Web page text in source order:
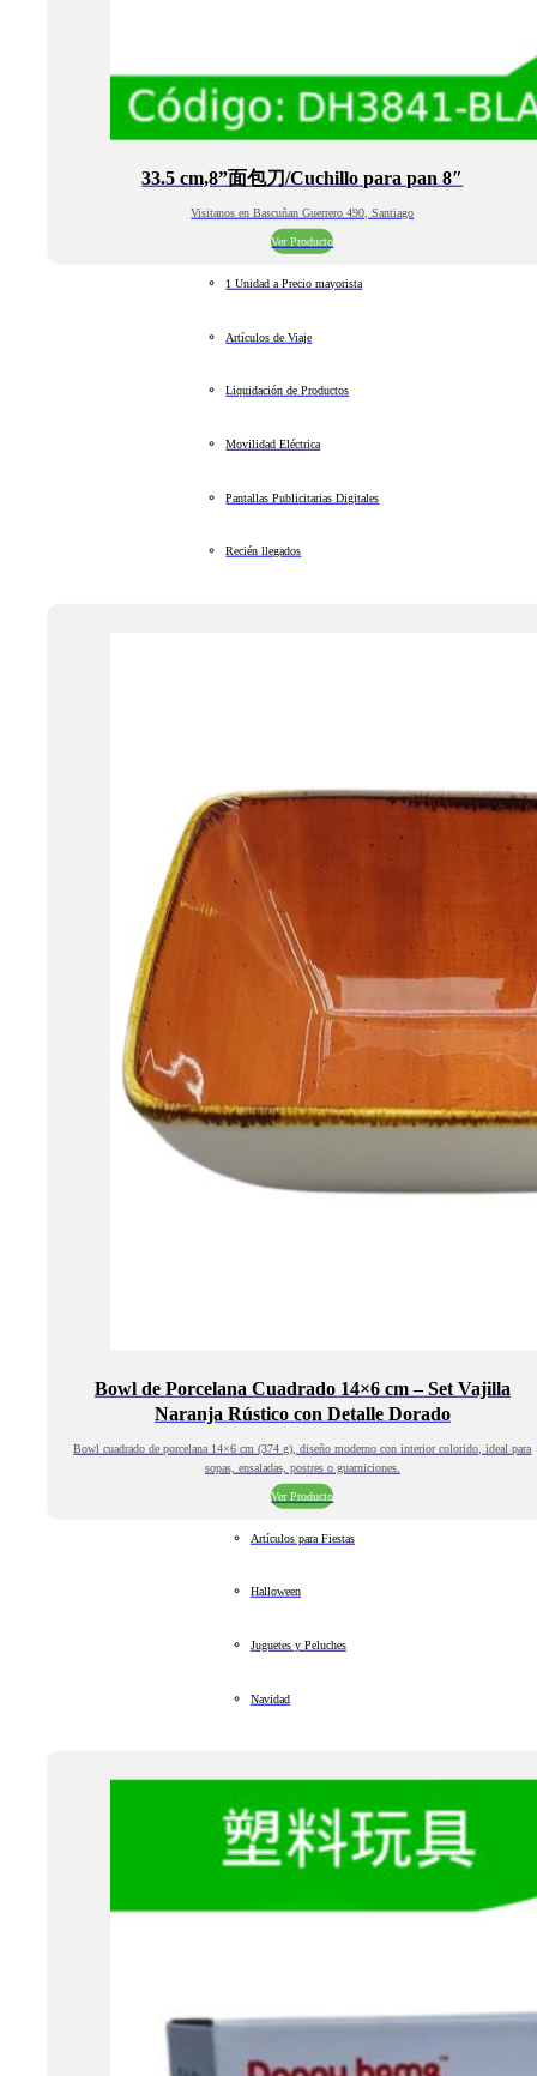
33.5 cm,8”面包刀/Cuchillo para pan 8″
Visitanos en Bascuñan Guerrero 490, Santiago
Ver Producto
1 Unidad a Precio mayorista
Artículos de Viaje
Liquidación de Productos
Movilidad Eléctrica
Pantallas Publicitarias Digitales
Recién llegados
Bowl de Porcelana Cuadrado 14×6 cm – Set Vajilla
Naranja Rústico con Detalle Dorado
Bowl cuadrado de porcelana 14×6 cm (374 g), diseño moderno con interior colorido, ideal para
sopas, ensaladas, postres o guarniciones.
Ver Producto
Artículos para Fiestas
Halloween
Juguetes y Peluches
Navidad